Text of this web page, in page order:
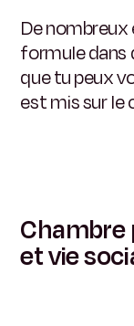
De
formule dans
que tu peux
est mis sur le
Chambre
et vie